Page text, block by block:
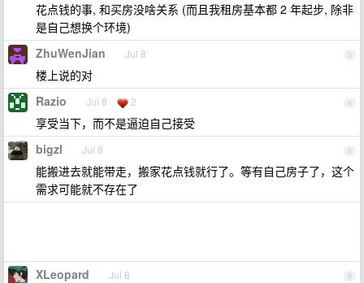
花点钱的事, 和买房没啥关系 (而且我租房基本都 2 年起步, 除非
是自己想换个环境)
3
ZhuWenJian Jul 8
楼上说的对
4
Razio Jul 8 2
享受当下，而不是逼迫自己接受
5
bigzl Jul 8
能搬进去就能带走，搬家花点钱就行了。等有自己房子了，这个
需求可能就不存在了
6
XLeopard Jul 8